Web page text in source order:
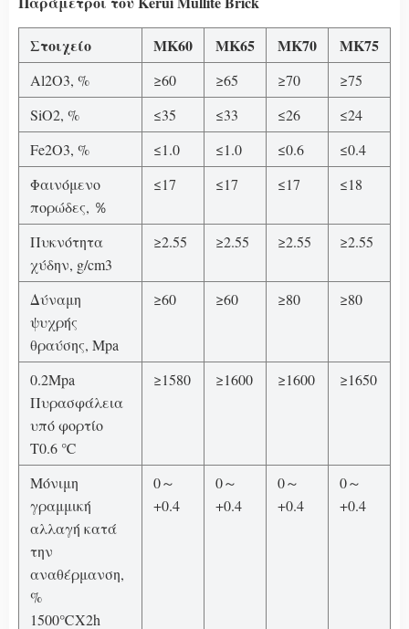
Στοιχείο MK60 MK65 MK70 MK75
Al2O3, % ≥60 ≥65 ≥70
≥75
SiO2, %
≤35 ≤33 ≤26
≤24
Fe2O3, %
≤1.0 ≤1.0 ≤0.6
≤0.4
Φαινόμενο
πορώδες, ％
≤17 ≤17 ≤17 ≤18
Πυκνότητα
χύδην, g/cm3
≥2.55 ≥2.55 ≥2.55 ≥2.55
Δύναμη
ψυχρής
θραύσης, Mpa
≥60 ≥60 ≥80 ≥80
0.2Mpa
Πυρασφάλεια
υπό φορτίο
T0.6 ℃
≥1580 ≥1600 ≥1600 ≥1650
Μόνιμη
γραμμική
αλλαγή κατά
την
αναθέρμανση,
%
1500℃X2h
0～
+0.4
0～
+0.4
0～
+0.4
0～
+0.4